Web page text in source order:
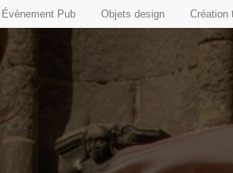
Évènement Pub Objets design Création